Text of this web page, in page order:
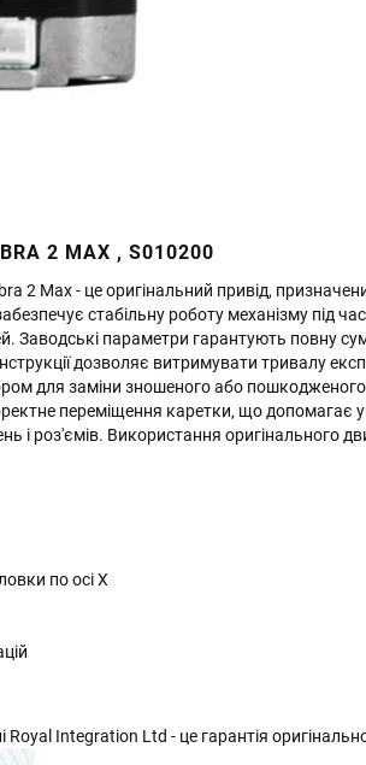
2 MAX , S010200
2 Max - це оригінальний привід,
стабільну роботу механізму під
Заводські параметри гарантують повну
дозволяє витримувати тривалу
для заміни зношеного або
переміщення каретки, що допомагає
і роз'ємів. Використання оригінального
по осі X
Integration Ltd - це гарантія